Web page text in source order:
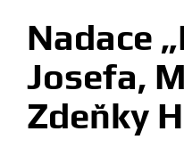
Nadace
Josefa,
Zdeňky